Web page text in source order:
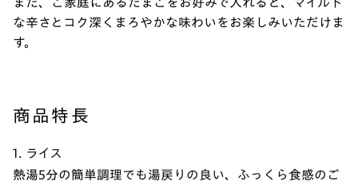
な辛さとコク深くまろやかな味わいをお楽しみいただけま
す。
商品特長
1. ライス
熱湯5分の簡単調理でも湯戻りの良い、ふっくら食感のご